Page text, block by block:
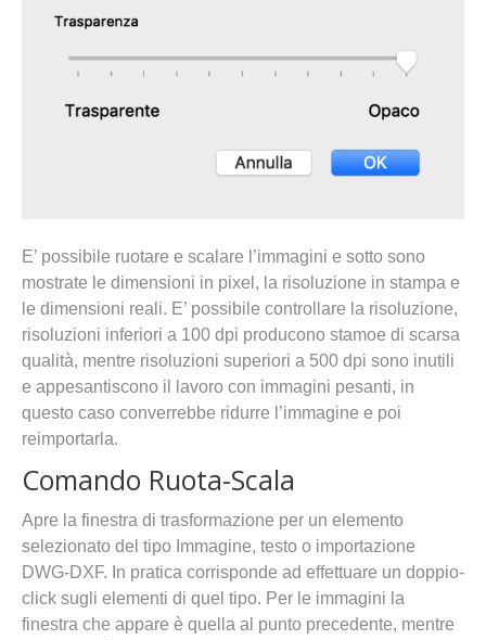
E’ possibile ruotare e scalare l’immagini e sotto sono
mostrate le dimensioni in pixel, la risoluzione in stampa e
le dimensioni reali. E’ possibile controllare la risoluzione,
risoluzioni inferiori a 100 dpi producono stamoe di scarsa
qualità, mentre risoluzioni superiori a 500 dpi sono inutili
e appesantiscono il lavoro con immagini pesanti, in
questo caso converrebbe ridurre l’immagine e poi
reimportarla.
Comando Ruota-Scala
Apre la finestra di trasformazione per un elemento
selezionato del tipo Immagine, testo o importazione
DWG-DXF. In pratica corrisponde ad effettuare un doppio-
click sugli elementi di quel tipo. Per le immagini la
finestra che appare è quella al punto precedente, mentre